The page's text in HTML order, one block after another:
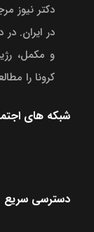
دکتر نیوز
در ایران. در
و مکمل،
کرونا را
شبکه های
دسترسی سریع